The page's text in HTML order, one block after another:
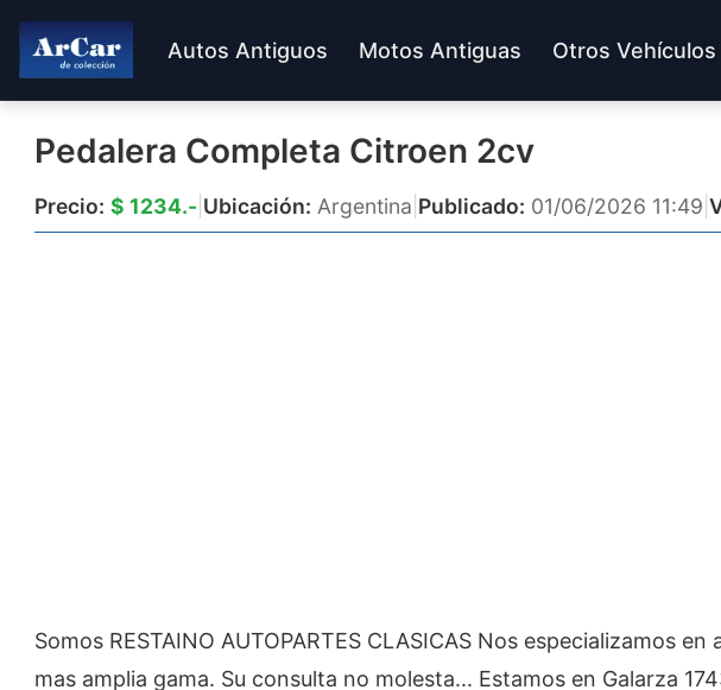
Autos Antiguos Motos Antiguas Otros Vehículos
Pedalera Completa Citroen 2cv
Precio: $ 1234.- Ubicación: Argentina Publicado: 01/06/2026 11:49
Somos RESTAINO AUTOPARTES CLASICAS Nos especializamos
mas amplia gama. Su consulta no molesta... Estamos en Galarza